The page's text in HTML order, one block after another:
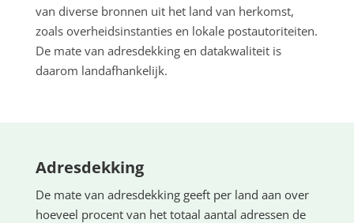
van diverse bronnen uit het land van herkomst,
zoals overheidsinstanties en lokale postautoriteiten.
De mate van adresdekking en datakwaliteit is
daarom landafhankelijk.
Adresdekking
De mate van adresdekking geeft per land aan over
hoeveel procent van het totaal aantal adressen de